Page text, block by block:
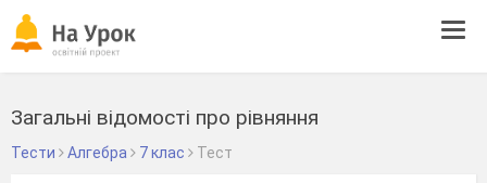
Загальні відомості про рівняння
Тести Алгебра 7 клас Тест